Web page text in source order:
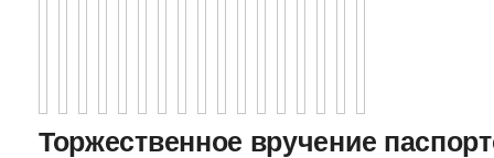
Торжественное вручение